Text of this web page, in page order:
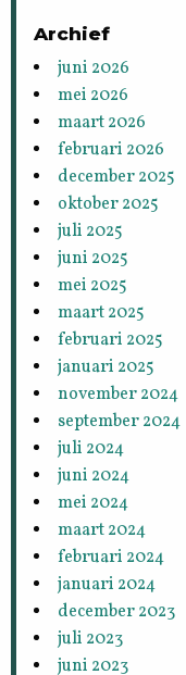
Archief
juni 2026
mei 2026
maart 2026
februari 2026
december 2025
oktober 2025
juli 2025
juni 2025
mei 2025
maart 2025
februari 2025
januari 2025
november 2024
september 2024
juli 2024
juni 2024
mei 2024
maart 2024
februari 2024
januari 2024
december 2023
juli 2023
juni 2023